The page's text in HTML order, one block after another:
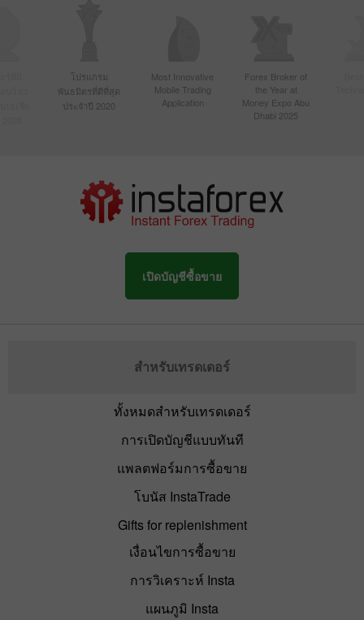
โปรแกรม
พันธมิตรที่ดีที่สุด
ประจำปี 2020
Most Innovative
Mobile Trading
Application
Forex Broker of
the Year at
Money Expo Abu
Dhabi 2025
เปิดบัญชีซื้อขาย
สำหรับเทรดเดอร์
ทั้งหมดสำหรับเทรดเดอร์
การเปิดบัญชีแบบทันที
แพลตฟอร์มการซื้อขาย
โบนัส InstaTrade
Gifts for replenishment
เงื่อนไขการซื้อขาย
การวิเคราะห์ Insta
แผนภูมิ Insta